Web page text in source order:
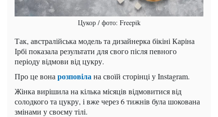
Цукор / фото: Freepik
Так, австралійська модель та дизайнерка бікіні Каріна
Ірбі показала результати для свого після певного
періоду відмови від цукру.
Про це вона розповілана своїй сторінці у Instagram.
Жінка вирішила на кілька місяців відмовитися від
солодкого та цукру, і вже через 6 тижнів була шокована
змінами у своєму тілі.